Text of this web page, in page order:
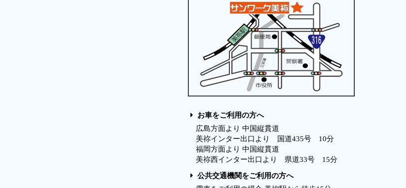
お車をご利用の方へ
広島方面より 中国縦貫道
美祢インター出口より 国道435号 10分
福岡方面より 中国縦貫道
美祢西インター出口より 県道33号 15分
公共交通機関をご利用の方へ